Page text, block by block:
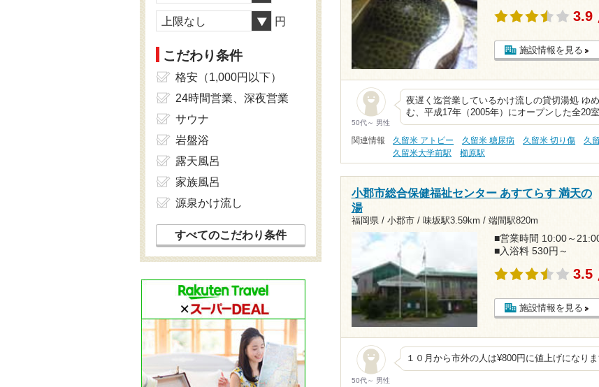
3.9
施設情報を見る
50代～ 男性
夜遅く迄営業しているかけ流しの貸切湯処 ゆ
む、平成17年（2005年）にオープンした全20
関連情報 久留米 アトピー 久留米 糖尿病 久留米 切り傷 久
久留米大学前駅
櫛原駅
小郡市総合保健福祉センター あすてらす 満天の
湯
福岡県 / 小郡市 / 味坂駅3.59km / 端間駅820m
■営業時間 10:00～
■入浴料 530円～
3.5
施設情報を見る
50代～ 男性
１０月から市外の人は¥800円に値上げになり
上限なし 円
こだわり条件
格安（1,000円以下）
24時間営業、深夜営業
サウナ
岩盤浴
露天風呂
家族風呂
源泉かけ流し
すべてのこだわり条件